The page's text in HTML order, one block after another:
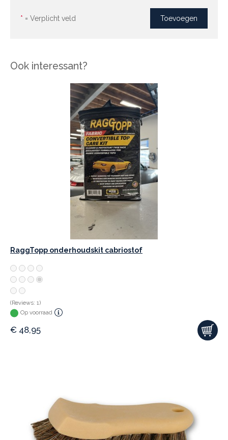
* = Verplicht veld
Ook interessant?
RaggTopp onderhoudskit cabriostof
(Reviews: 1)
Op voorraad
€ 48,95